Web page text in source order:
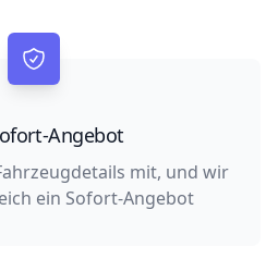
Angebot
mit, und wir
ein Sofort-Angebot